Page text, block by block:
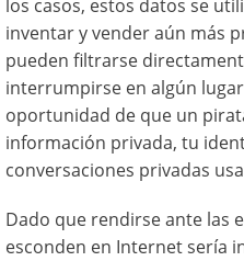
los casos, estos datos se
inventar y vender aún más
pueden filtrarse
interrumpirse en algún
oportunidad de que un
información privada, tu
conversaciones privadas
Dado que rendirse ante las
esconden en Internet sería